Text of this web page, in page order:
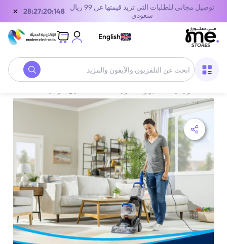
توصيل مجاني للطلبات التي تزيد قيمتها عن 99 ريال
سعودي
28:27:20:148
×
English